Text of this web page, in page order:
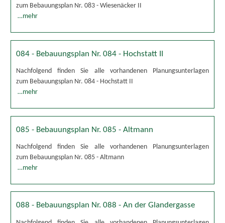
zum Bebauungsplan Nr. 083 - Wiesenäcker II
…mehr
084 - Bebauungsplan Nr. 084 - Hochstatt II
Nachfolgend finden Sie alle vorhandenen Planungsunterlagen
zum Bebauungsplan Nr. 084 - Hochstatt II
…mehr
085 - Bebauungsplan Nr. 085 - Altmann
Nachfolgend finden Sie alle vorhandenen Planungsunterlagen
zum Bebauungsplan Nr. 085 - Altmann
…mehr
088 - Bebauungsplan Nr. 088 - An der Glandergasse